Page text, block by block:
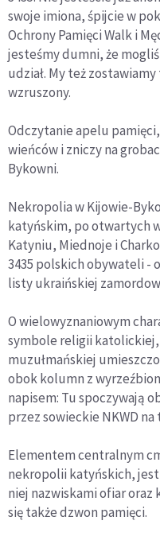
swoje imiona, śpijcie w
Ochrony Pamięci Walk i
jesteśmy dumni, że
udział. My też
wzruszony.
Odczytanie apelu
wieńców i zniczy na
Bykowni.
Nekropolia w Kijowie-
katyńskim, po otwartych
Katyniu, Miednoje i
3435 polskich obywateli -
listy ukraińskiej
O wielowyznaniowym
symbole religii katolickiej,
muzułmańskiej
obok kolumn z
napisem: Tu spoczywają
przez sowieckie NKWD na
Elementem centralnym
nekropolii katyńskich, jest
niej nazwiskami ofiar oraz
się także dzwon pamięci.